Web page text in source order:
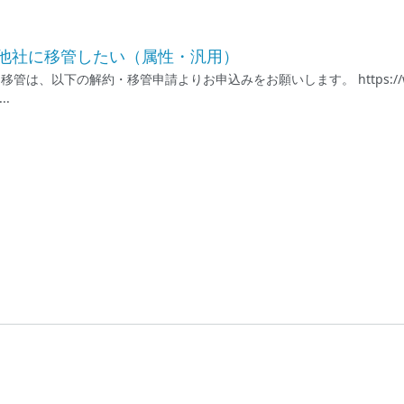
社に移管したい（属性・汎用）
管は、以下の解約・移管申請よりお申込みをお願いします。